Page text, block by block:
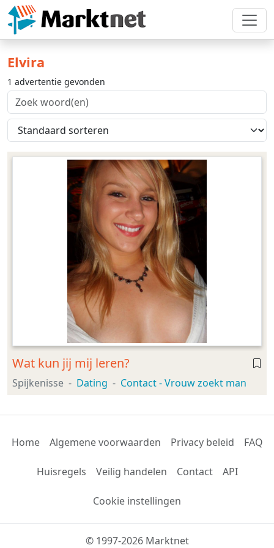
Elvira
1 advertentie gevonden
Wat kun jij mij leren?
Spijkenisse Dating Contact - Vrouw zoekt man
Home Algemene voorwaarden Privacy beleid FAQ
Huisregels Veilig handelen Contact API
Cookie instellingen
© 1997-2026 Marktnet